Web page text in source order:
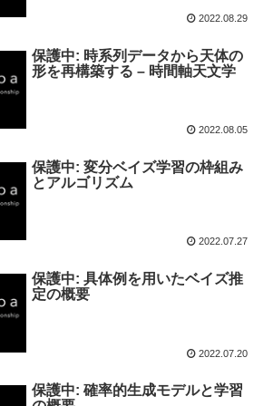
2022.08.29
保護中: 時系列データから天体の
形を再構築する – 時間軸天文学
2022.08.05
保護中: 変分ベイズ学習の枠組み
とアルゴリズム
2022.07.27
保護中: 具体例を用いたベイズ推
定の概要
2022.07.20
保護中: 確率的生成モデルと学習